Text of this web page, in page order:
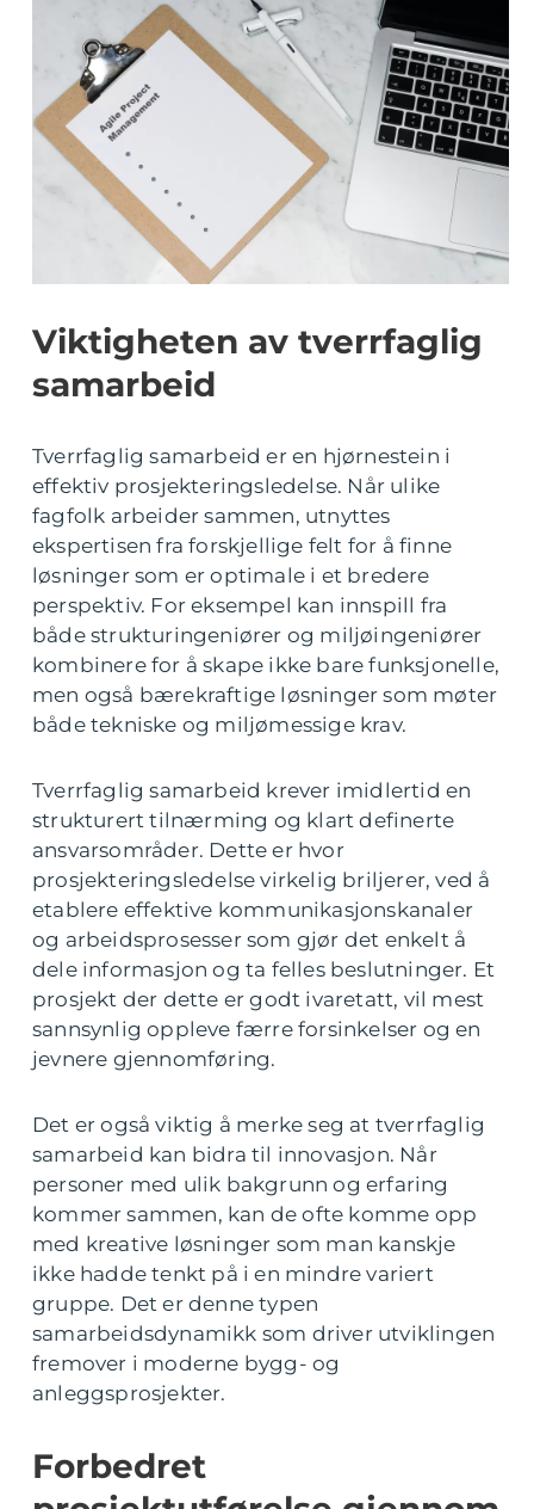
Viktigheten av tverrfaglig
samarbeid
Tverrfaglig samarbeid er en hjørnestein i
effektiv prosjekteringsledelse. Når ulike
fagfolk arbeider sammen, utnyttes
ekspertisen fra forskjellige felt for å finne
løsninger som er optimale i et bredere
perspektiv. For eksempel kan innspill fra
både strukturingeniører og miljøingeniører
kombinere for å skape ikke bare funksjonelle,
men også bærekraftige løsninger som møter
både tekniske og miljømessige krav.
Tverrfaglig samarbeid krever imidlertid en
strukturert tilnærming og klart definerte
ansvarsområder. Dette er hvor
prosjekteringsledelse virkelig briljerer, ved å
etablere effektive kommunikasjonskanaler
og arbeidsprosesser som gjør det enkelt å
dele informasjon og ta felles beslutninger. Et
prosjekt der dette er godt ivaretatt, vil mest
sannsynlig oppleve færre forsinkelser og en
jevnere gjennomføring.
Det er også viktig å merke seg at tverrfaglig
samarbeid kan bidra til innovasjon. Når
personer med ulik bakgrunn og erfaring
kommer sammen, kan de ofte komme opp
med kreative løsninger som man kanskje
ikke hadde tenkt på i en mindre variert
gruppe. Det er denne typen
samarbeidsdynamikk som driver utviklingen
fremover i moderne bygg- og
anleggsprosjekter.
Forbedret